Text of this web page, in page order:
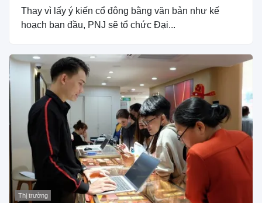
Thay vì lấy ý kiến cổ đông bằng văn bản như kế
hoạch ban đầu, PNJ sẽ tổ chức Đại...
Thị trường